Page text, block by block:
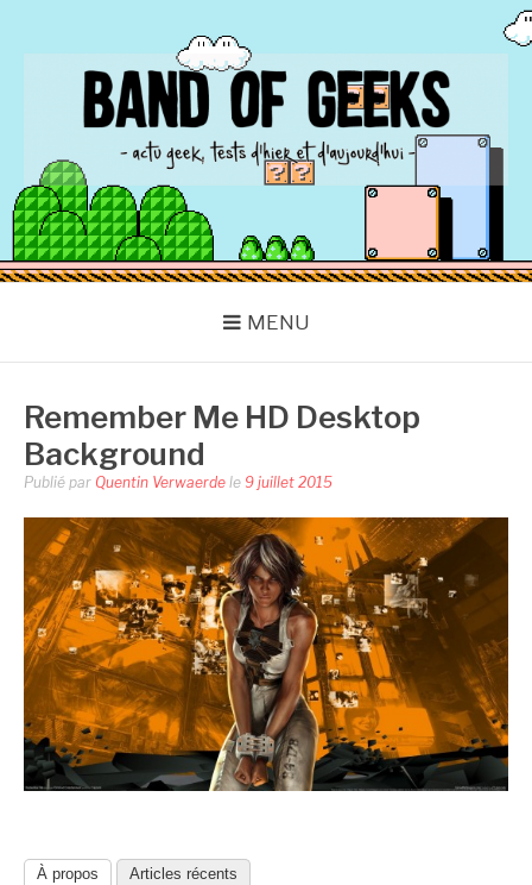
BAND OF GEEKS
Actu Geek d'hier et d'aujourd'hui
MENU
Remember Me HD Desktop
Background
Publié par Quentin Verwaerde le 9 juillet 2015
À propos Articles récents